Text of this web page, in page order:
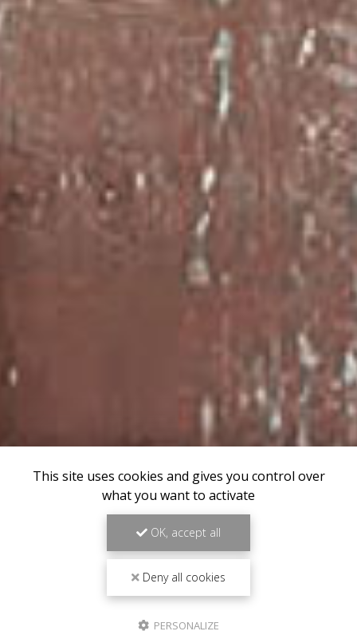
This site uses cookies and gives you control over
what you want to activate
OK, accept all
Deny all cookies
PERSONALIZE